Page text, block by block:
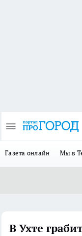
Газета онлайн Мы в
В Ухте